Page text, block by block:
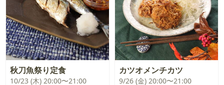
秋刀魚祭り定食
10/23 (木) 20:00〜21:00
カツオメンチカツ
9/26 (金) 20:00〜21:00